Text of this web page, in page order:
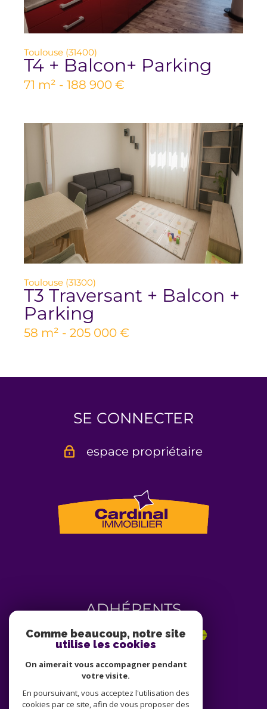
Toulouse (31400)
T4 + Balcon+ Parking
71 m² - 188 900 €
Toulouse (31300)
T3 Traversant + Balcon +
Parking
58 m² - 205 000 €
SE CONNECTER
espace propriétaire
ADHÉRENTS
Comme beaucoup, notre site
utilise les cookies
On aimerait vous accompagner pendant
votre visite.
En poursuivant, vous acceptez l'utilisation des
cookies par ce site, afin de vous proposer des